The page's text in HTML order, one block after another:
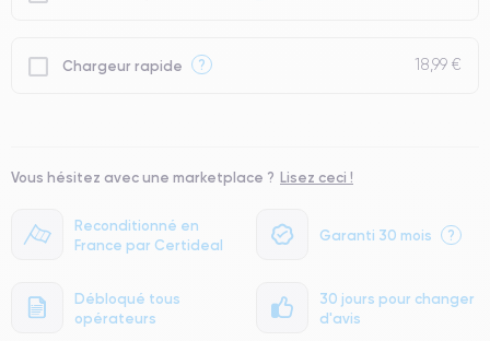
Reconditionné en
France par Certideal
Garanti 30 mois ?
Débloqué tous
opérateurs
30 jours pour changer
d'avis
Chargeur rapide ? 18,99 €
Vous hésitez avec une marketplace ? Lisez ceci !